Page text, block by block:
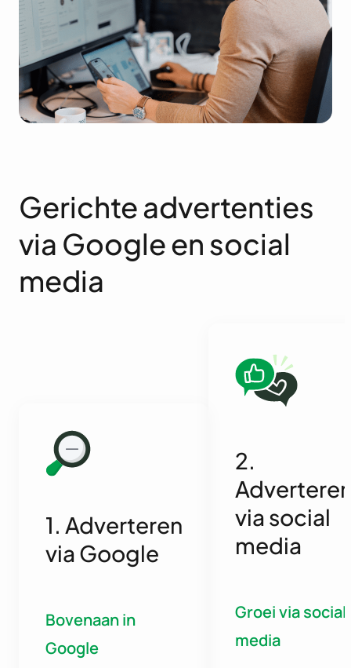
Gerichte advertenties
via Google en social
media
1. Adverteren
via Google
Bovenaan in
Google
2.
via social
media
Groei via social
media